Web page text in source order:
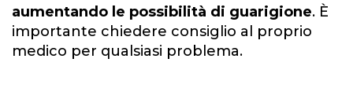
aumentando le possibilità di guarigione. È
importante chiedere consiglio al proprio
medico per qualsiasi problema.